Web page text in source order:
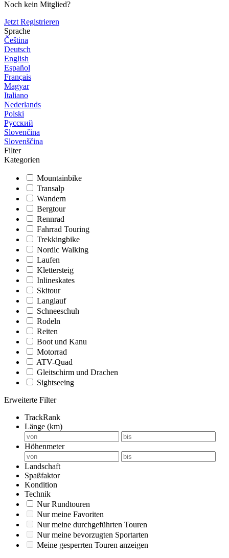
Noch kein Mitglied?
Jetzt Registrieren
Sprache
Čeština
Deutsch
English
Español
Français
Magyar
Italiano
Nederlands
Polski
Русский
Slovenčina
Slovenščina
Filter
Kategorien
Mountainbike
Transalp
Wandern
Bergtour
Rennrad
Fahrrad Touring
Trekkingbike
Nordic Walking
Laufen
Klettersteig
Inlineskates
Skitour
Langlauf
Schneeschuh
Rodeln
Reiten
Boot und Kanu
Motorrad
ATV-Quad
Gleitschirm und Drachen
Sightseeing
Erweiterte Filter
TrackRank
Länge (km)
Höhenmeter
Landschaft
Spaßfaktor
Kondition
Technik
Nur Rundtouren
Nur meine Favoriten
Nur meine durchgeführten Touren
Nur meine bevorzugten Sportarten
Meine gesperrten Touren anzeigen